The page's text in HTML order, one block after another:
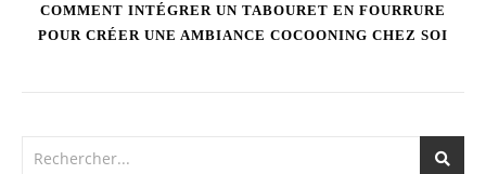
COMMENT INTÉGRER UN TABOURET EN FOURRURE
POUR CRÉER UNE AMBIANCE COCOONING CHEZ SOI